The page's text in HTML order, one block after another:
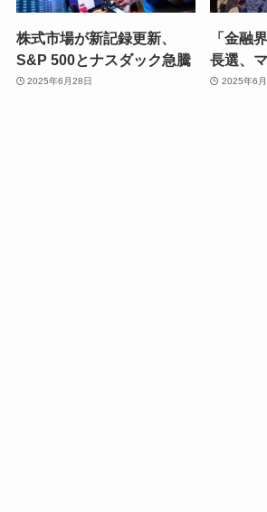
株式市場が新記録更新、
S&P 500とナスダック急騰
2025年6月28日
「金融
長選、
2025年6